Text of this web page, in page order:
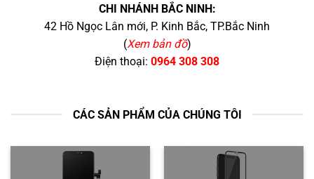
CHI NHÁNH BẮC NINH:
42 Hồ Ngọc Lân mới, P. Kinh Bắc, TP.Bắc Ninh
(Xem bản đồ)
Điện thoại: 0964 308 308
CÁC SẢN PHẨM CỦA CHÚNG TÔI